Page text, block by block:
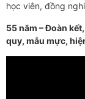
học viên, đồng
55 năm – Đoàn
quy, mẫu mực,